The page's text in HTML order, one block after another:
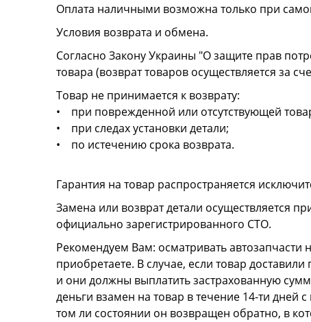
Оплата наличными возможна только при
Условия возврата и обмена.
Согласно Закону Украины "О защите прав
товара (возврат товаров осуществляется за
Товар не принимается к возврату:
• при поврежденной или отсутствующей
• при следах установки детали;
• по истечению срока возврата.
Гарантия на товар распространяется
Замена или возврат детали осуществляется
официально зарегистрированного СТО.
Рекомендуем Вам: осматривать автозапчасти
приобретаете. В случае, если товар
и они должны выплатить застрахованную
деньги взамен на товар в течение 14-ти
том ли состоянии он возвращен обратно, в